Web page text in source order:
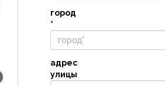
город
*
адрес
улицы